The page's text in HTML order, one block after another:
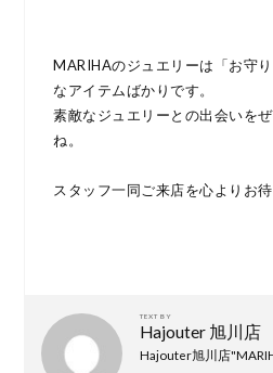
MARIHAのジュエリーは「お守
なアイテムばかりです。
素敵なジュエリーとの出会いを
ね。
スタッフ一同ご来店を心よりお
TEXT BY
Hajouter 旭川店
Hajouter旭川店